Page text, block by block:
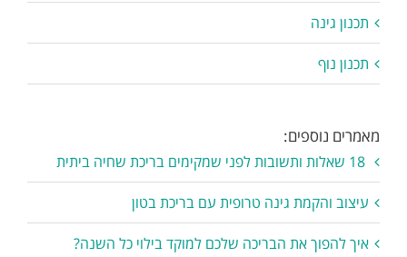
תכנון גינה
תכנון נוף
מאמרים נוספים:
עיצוב והקמת גינה טרופית עם בריכת בטון
איך להפוך את הבריכה שלכם למוקד בילוי כל השנה?